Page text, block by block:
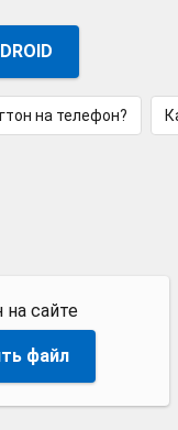
на телефон?
на сайте
файл